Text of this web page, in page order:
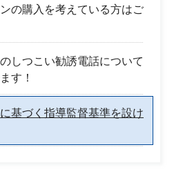
の購入を考えている方はご
しつこい勧誘電話について
す！
基づく指導監督基準を設け